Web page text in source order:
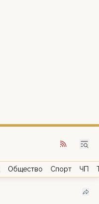
Общество Спорт ЧП